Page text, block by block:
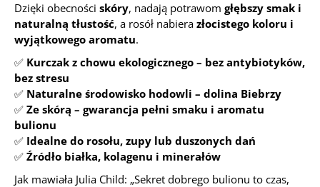
Dzięki obecności skóry, nadają potrawom głębszy smak i
naturalną tłustość, a rosół nabiera złocistego koloru i
wyjątkowego aromatu.
✅ Kurczak z chowu ekologicznego – bez antybiotyków,
bez stresu
✅ Naturalne środowisko hodowli – dolina Biebrzy
✅ Ze skórą – gwarancja pełni smaku i aromatu
bulionu
✅ Idealne do rosołu, zupy lub duszonych dań
✅ Źródło białka, kolagenu i minerałów
Jak mawiała Julia Child: „Sekret dobrego bulionu to czas,